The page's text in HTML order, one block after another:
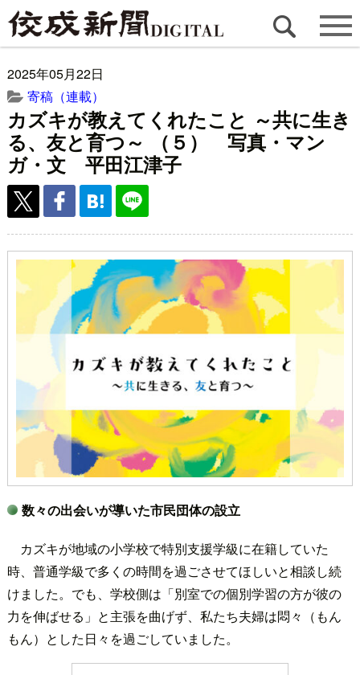
2025年05月22日
寄稿（連載）
カズキが教えてくれたこと ～共に生き
る、友と育つ～ （５） 写真・マン
ガ・文 平田江津子
数々の出会いが導いた市民団体の設立
カズキが地域の小学校で特別支援学級に在籍していた
時、普通学級で多くの時間を過ごさせてほしいと相談し続
けました。でも、学校側は「別室での個別学習の方が彼の
力を伸ばせる」と主張を曲げず、私たち夫婦は悶々（もん
もん）とした日々を過ごしていました。